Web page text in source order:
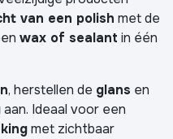
van een polish met de
wax of sealant in één
, herstellen de glans en
aan. Ideaal voor een
met zichtbaar